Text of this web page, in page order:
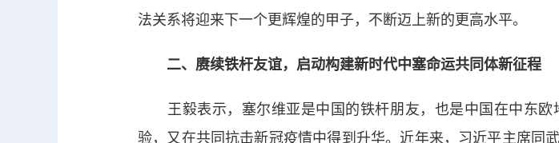
法关系将迎来下一个更辉煌的甲子，不断迈上新的更高水平。
二、赓续铁杆友谊，启动构建新时代中塞命运共同体新征程
王毅表示，塞尔维亚是中国的铁杆朋友，也是中国在中东欧
验，又在共同抗击新冠疫情中得到升华。近年来，习近平主席同